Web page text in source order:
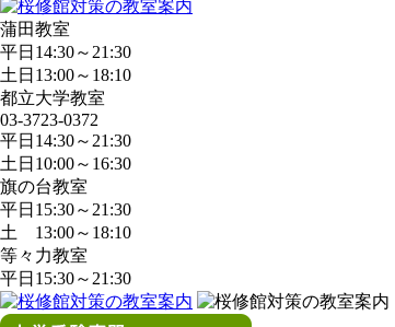
蒲田教室
平日14:30～21:30
土日13:00～18:10
都立大学教室
03-3723-0372
平日14:30～21:30
土日10:00～16:30
旗の台教室
平日15:30～21:30
土 13:00～18:10
等々力教室
平日15:30～21:30